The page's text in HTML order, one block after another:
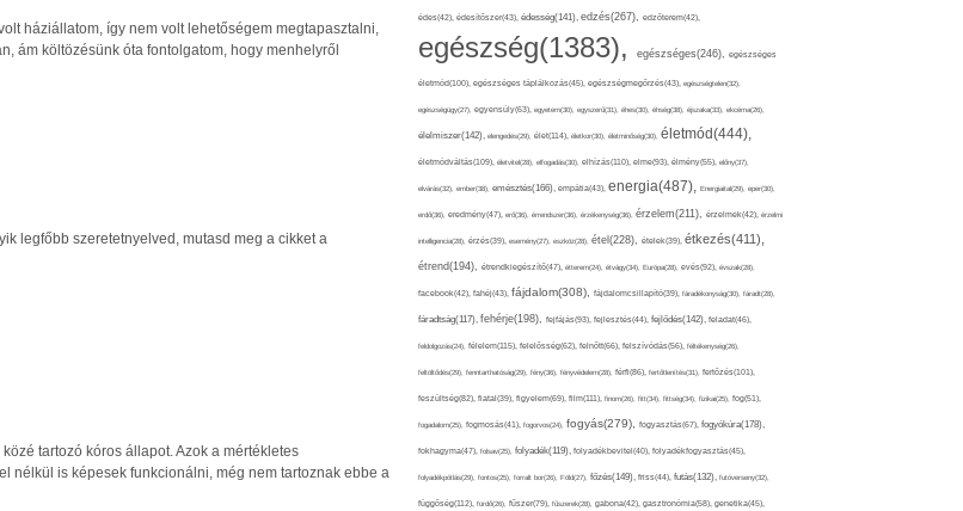
háziállatom, így nem volt lehetőségem megtapasztalni,
ám költözésünk óta fontolgatom, hogy menhelyről
legfőbb szeretetnyelved, mutasd meg a cikket a
tartozó kóros állapot. Azok a mértékletes
nélkül is képesek funkcionálni, még nem tartoznak ebbe a
édes(42), édesítőszer(43), édesség(141), edzés(267), edzőterem(42),
egészség(1383), egészséges(246), egészséges
életmód(100), egészséges táplálkozás(45), egészségmegőrzés(43), egészségtelen(32),
egészségügy(27), egyensúly(63), egyetem(30), egyszerű(31), éhes(30), éhség(38), éjszaka(33), ekcéma(26),
élelmiszer(142), elengedés(29), élet(114), életkor(30), életminőség(30), életmód(444),
életmódváltás(109), életvitel(28), elfogadás(30), elhízás(110), elme(93), élmény(55), előny(37),
elvárás(32), ember(38), emésztés(166), empátia(43), energia(487), Energiaital(29), eper(30),
erdő(36), eredmény(47), erő(36), érrendszer(36), érzékenység(36), érzelem(211), érzelmek(42), érzelmi
intelligencia(28), érzés(39), esemény(27), eszköz(28), étel(228), ételek(39), étkezés(411),
étrend(194), étrendkiegészítő(47), étterem(24), étvágy(34), Európa(28), evés(92), évszak(28),
facebook(42), fahéj(43), fájdalom(308), fájdalomcsillapító(39), fáradékonyság(30), fáradt(28),
fáradtság(117), fehérje(198), fejfájás(93), fejlesztés(44), fejlődés(142), feladat(46),
feldolgozás(24), félelem(115), felelősség(62), felnőtt(66), felszívódás(56), féltékenység(26),
feltöltődés(29), fenntarthatóság(29), fény(36), fényvédelem(28), férfi(86), fertőtlenítés(31), fertőzés(101),
feszültség(82), fiatal(39), figyelem(69), film(111), finom(26), fitt(34), fittség(34), fizikai(25), fog(51),
fogadalom(25), fogmosás(41), fogorvos(24), fogyás(279), fogyasztás(67), fogyókúra(178),
fokhagyma(47), folsav(25), folyadék(119), folyadékbevitel(40), folyadékfogyasztás(45),
folyadékpótlás(29), fontos(25), forralt bor(26), Föld(27), főzés(149), friss(44), futás(132), futóverseny(32),
függőség(112), fürdő(26), fűszer(79), fűszerek(28), gabona(42), gasztronómia(58), genetika(45),